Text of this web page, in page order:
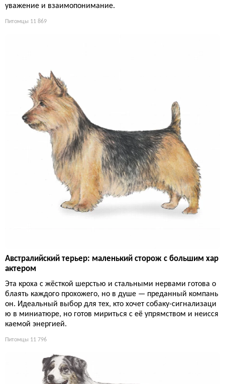
уважение и взаимопонимание.
Питомцы 11 869
Австралийский терьер: маленький сторож с большим хар
актером
Эта кроха с жёсткой шерстью и стальными нервами готова о
блаять каждого прохожего, но в душе — преданный компань
он. Идеальный выбор для тех, кто хочет собаку-сигнализаци
ю в миниатюре, но готов мириться с её упрямством и неисся
каемой энергией.
Питомцы 11 796